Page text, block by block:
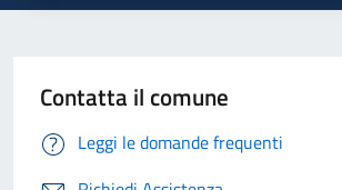
Contatta il comune
Leggi le domande frequenti